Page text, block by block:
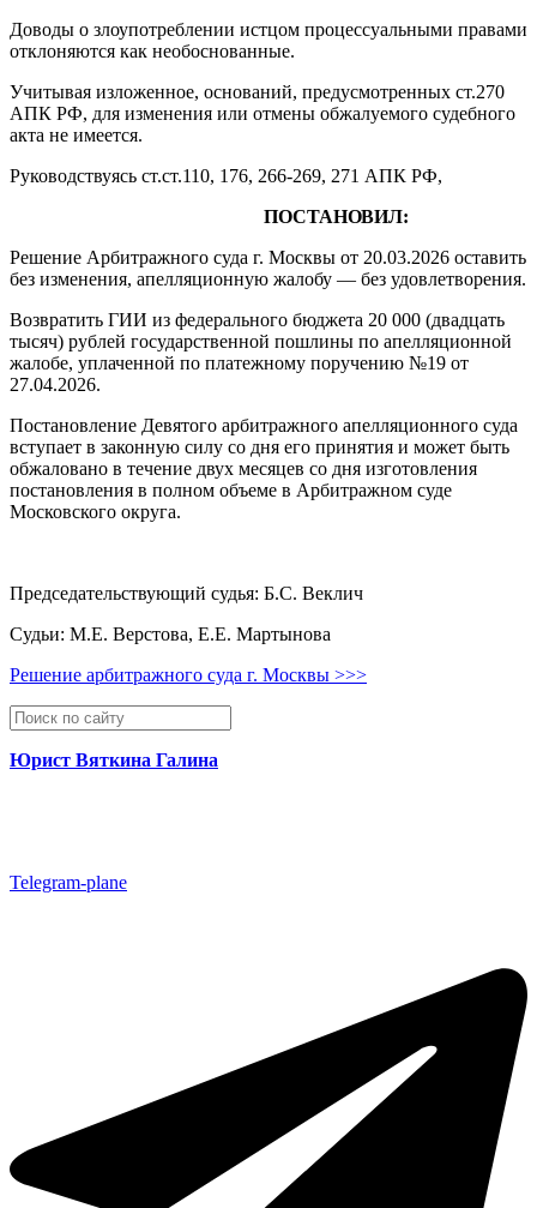
Доводы о злоупотреблении истцом процессуальными правами
отклоняются как необоснованные.
Учитывая изложенное, оснований, предусмотренных ст.270
АПК РФ, для изменения или отмены обжалуемого судебного
акта не имеется.
Руководствуясь ст.ст.110, 176, 266-269, 271 АПК РФ,
ПОСТАНОВИЛ:
Решение Арбитражного суда г. Москвы от 20.03.2026 оставить
без изменения, апелляционную жалобу — без удовлетворения.
Возвратить ГИИ из федерального бюджета 20 000 (двадцать
тысяч) рублей государственной пошлины по апелляционной
жалобе, уплаченной по платежному поручению №19 от
27.04.2026.
Постановление Девятого арбитражного апелляционного суда
вступает в законную силу со дня его принятия и может быть
обжаловано в течение двух месяцев со дня изготовления
постановления в полном объеме в Арбитражном суде
Московского округа.
Председательствующий судья: Б.С. Веклич
Судьи: М.Е. Верстова, Е.Е. Мартынова
Решение арбитражного суда г. Москвы >>>
Юрист Вяткина Галина
Telegram-plane